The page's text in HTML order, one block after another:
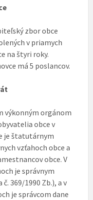
zbor obce
v priamych
na štyri roky.
má 5 poslancov.
výkonným orgánom
obce v
je štatutárnym
vzťahoch obce a
obce. V
je správnym
369/1990 Zb.), a v
je správcom dane